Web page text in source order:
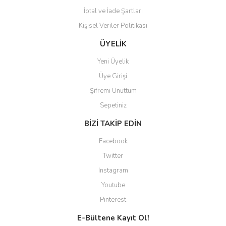
İptal ve İade Şartları
Kişisel Veriler Politikası
ÜYELİK
Yeni Üyelik
Üye Girişi
Şifremi Unuttum
Sepetiniz
BİZİ TAKİP EDİN
Facebook
Twitter
Instagram
Youtube
Pinterest
E-Bültene Kayıt Ol!